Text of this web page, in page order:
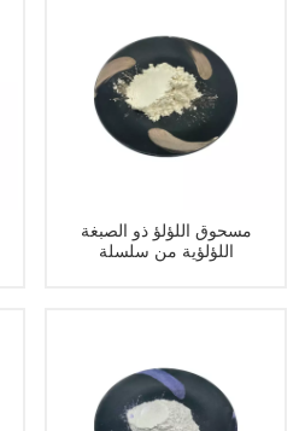
مسحوق اللؤلؤ ذو الصبغة
اللؤلؤية من سلسلة